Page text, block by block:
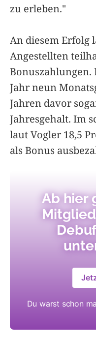
zu erleben."
An diesem Erfolg
Angestellten
Bonuszahlungen.
Jahr neun
Jahren davor
Jahresgehalt. Im
laut Vogler 18,5
als Bonus
Ab hier
Du warst schon